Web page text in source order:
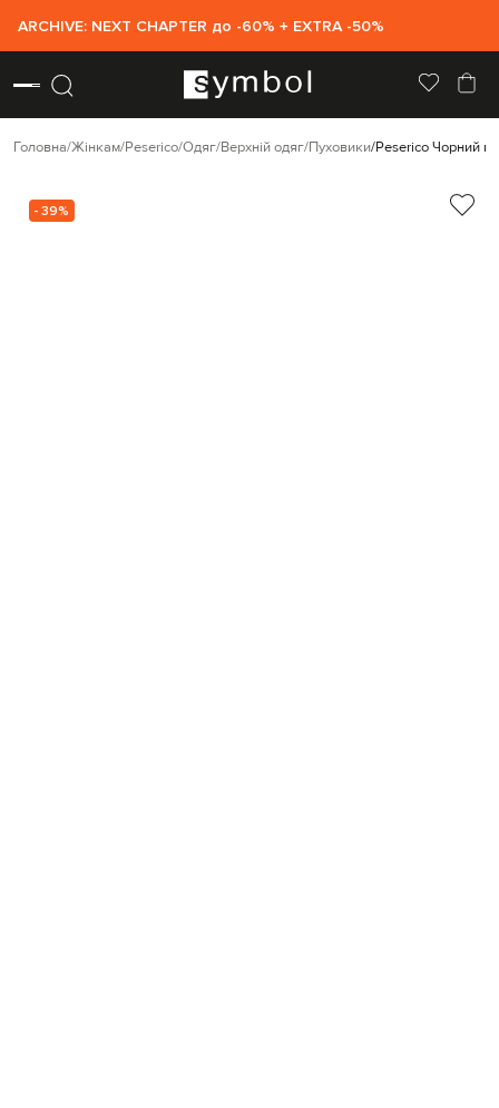
ARCHIVE: NEXT CHAPTER до -60% + EXTRA -50%
Головна Жінкам Peserico Одяг Верхній одяг Пуховики Peserico Чорний
- 39%